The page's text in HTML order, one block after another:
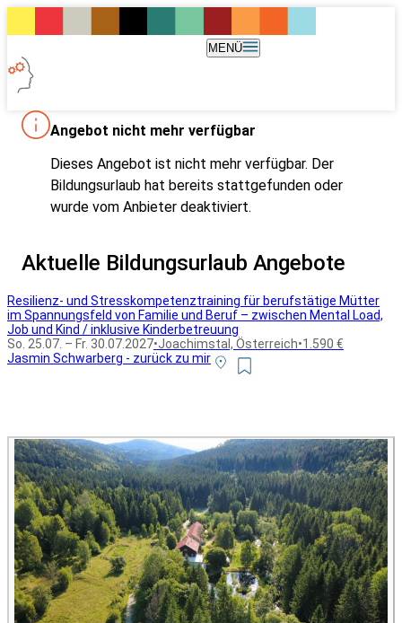
MENÜ
Angebot nicht mehr verfügbar
Dieses Angebot ist nicht mehr verfügbar. Der
Bildungsurlaub hat bereits stattgefunden oder
wurde vom Anbieter deaktiviert.
Aktuelle Bildungsurlaub Angebote
Resilienz- und Stresskompetenztraining für berufstätige Mütter
im Spannungsfeld von Familie und Beruf – zwischen Mental Load,
Job und Kind / inklusive Kinderbetreuung
So. 25.07. – Fr. 30.07.2027•Joachimstal, Österreich•1.590 €
Jasmin Schwarberg - zurück zu mir